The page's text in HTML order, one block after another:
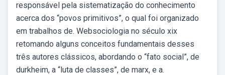
responsável pela sistematização do conhecimento
acerca dos “povos primitivos”, o qual foi organizado
em trabalhos de. Websociologia no século xix
retomando alguns conceitos fundamentais desses
três autores clássicos, abordando o “fato social”, de
durkheim, a “luta de classes”, de marx, e a.